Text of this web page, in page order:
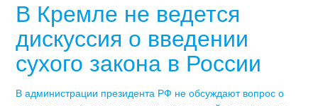
В Кремле не ведется
дискуссия о введении
сухого закона в России
В администрации президента РФ не обсуждают вопрос о